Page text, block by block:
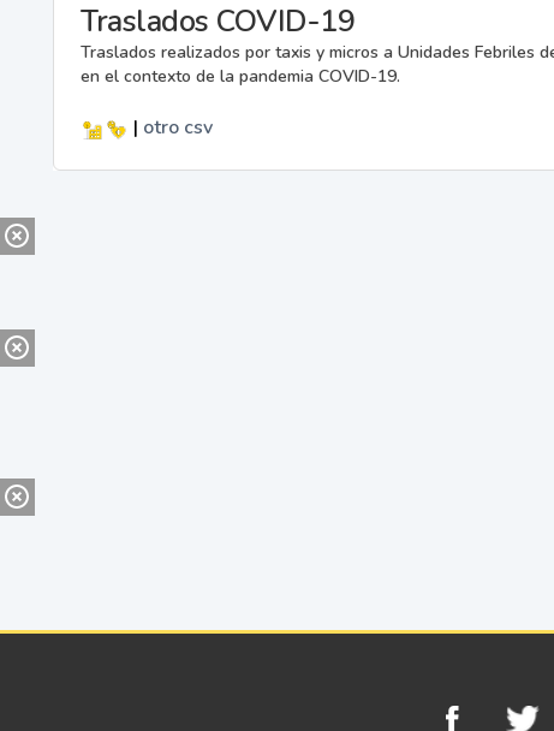
Traslados COVID-19
Traslados realizados por taxis y micros a Unidades Febriles
en el contexto de la pandemia COVID-19.
| otro csv